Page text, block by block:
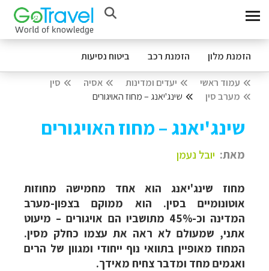
הזמנת מלון הזמנת רכב ביטוח נסיעות
עמוד ראשי יעדים ומדינות אסיה
סין
מערב סין
שינג'יאנג – מחוז האויגורים
שינג'יאנג – מחוז האויגורים
מאת: יובל נעמן
מחוז שינג'יאנג הוא אחד מחמישה מחוזות
אוטונומיים בסין. הוא ממוקם בצפון-מערב
המדינה וכ-45% מתושביו הם אויגורים – מיעוט
אתני, שמעולם לא ראה את עצמו כחלק מסין.
המחוז מאופיין בתוואי נוף ייחודי ומגוון של הרים
ואגמים מחד ומדבר צחיח מאידך.